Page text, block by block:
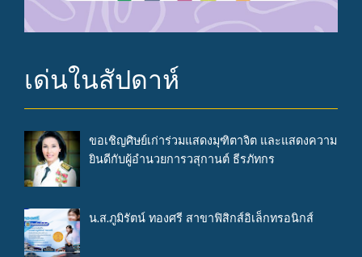
เด่นในสัปดาห์
ขอเชิญศิษย์เก่าร่วมแสดงมุฑิตาจิต และแสดงความ
ยินดีกับผู้อำนวยการวสุกานต์ ธีรภัทกร
น.ส.ภูมิรัตน์ ทองศรี สาขาฟิสิกส์อิเล็กทรอนิกส์